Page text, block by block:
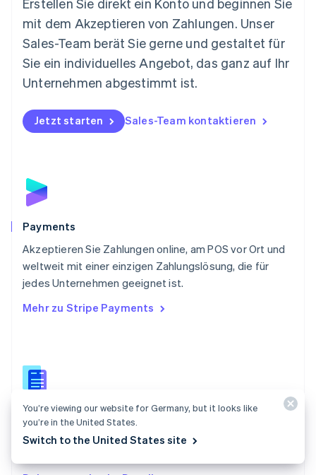
Erstellen Sie direkt ein Konto und beginnen Sie
mit dem Akzeptieren von Zahlungen. Unser
Sales-Team berät Sie gerne und gestaltet für
Sie ein individuelles Angebot, das ganz auf Ihr
Unternehmen abgestimmt ist.
Jetzt starten Sales-Team kontaktieren
Payments
Akzeptieren Sie Zahlungen online, am POS vor Ort und
weltweit mit einer einzigen Zahlungslösung, die für
jedes Unternehmen geeignet ist.
Mehr zu Stripe Payments
Dokumentation zu Payments
Finden Sie einen Leitfaden zum Integrieren der
English
Niederlande
Nederlands English
Norwegen
English
Österreich
Polen
English
Portugal
Schweden
Schweiz
Singapur
English简体中文
Slowakei
Slowenien
English
Spanien
Thailand
ไทย English
Tschechische Republik
Ungarn
You’re viewing our website for Germany, but it looks like
you’re in the United States.
Switch to the United States site